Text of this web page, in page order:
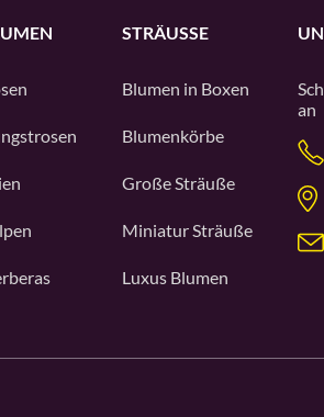
STRÄUSSE
Blumen in Boxen
Blumenkörbe
Große Sträuße
Miniatur Sträuße
Luxus Blumen
an